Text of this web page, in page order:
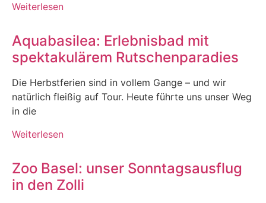
Weiterlesen
Aquabasilea: Erlebnisbad mit
spektakulärem Rutschenparadies
Die Herbstferien sind in vollem Gange – und wir
natürlich fleißig auf Tour. Heute führte uns unser Weg
in die
Weiterlesen
Zoo Basel: unser Sonntagsausflug
in den Zolli